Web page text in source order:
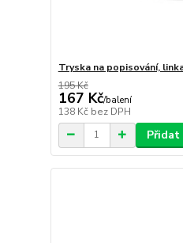
Tryska na popisování,
195 Kč
167 Kč/balení
138 Kč bez DPH
Přidat